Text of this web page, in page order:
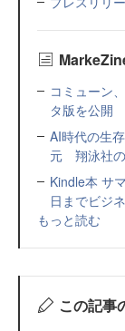
コミューン
タ版を公開
AI時代の生
元 翔泳社の
Kindle本 サ
日までビジ
もっと読む
この記事